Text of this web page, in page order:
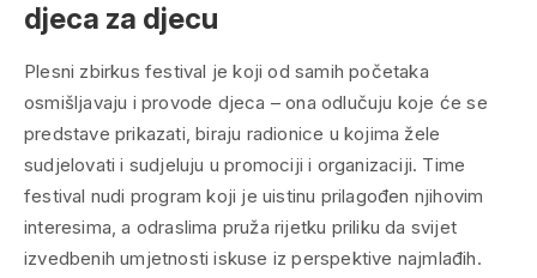
djeca za djecu
Plesni zbirkus festival je koji od samih početaka
osmišljavaju i provode djeca – ona odlučuju koje će se
predstave prikazati, biraju radionice u kojima žele
sudjelovati i sudjeluju u promociji i organizaciji. Time
festival nudi program koji je uistinu prilagođen njihovim
interesima, a odraslima pruža rijetku priliku da svijet
izvedbenih umjetnosti iskuse iz perspektive najmlađih.